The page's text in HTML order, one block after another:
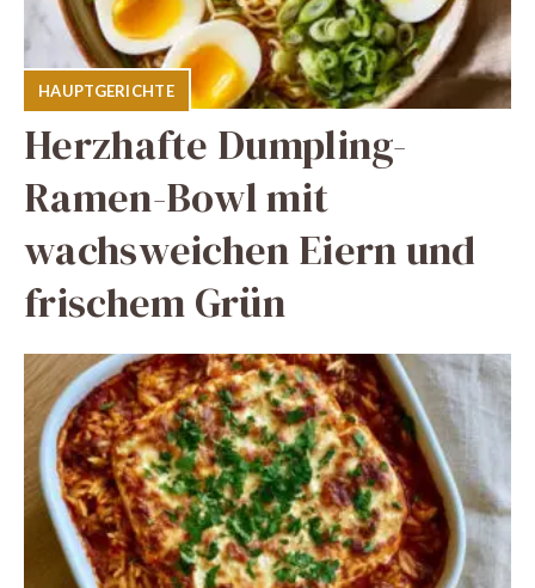
HAUPTGERICHTE
Herzhafte Dumpling-
Ramen-Bowl mit
wachsweichen Eiern und
frischem Grün